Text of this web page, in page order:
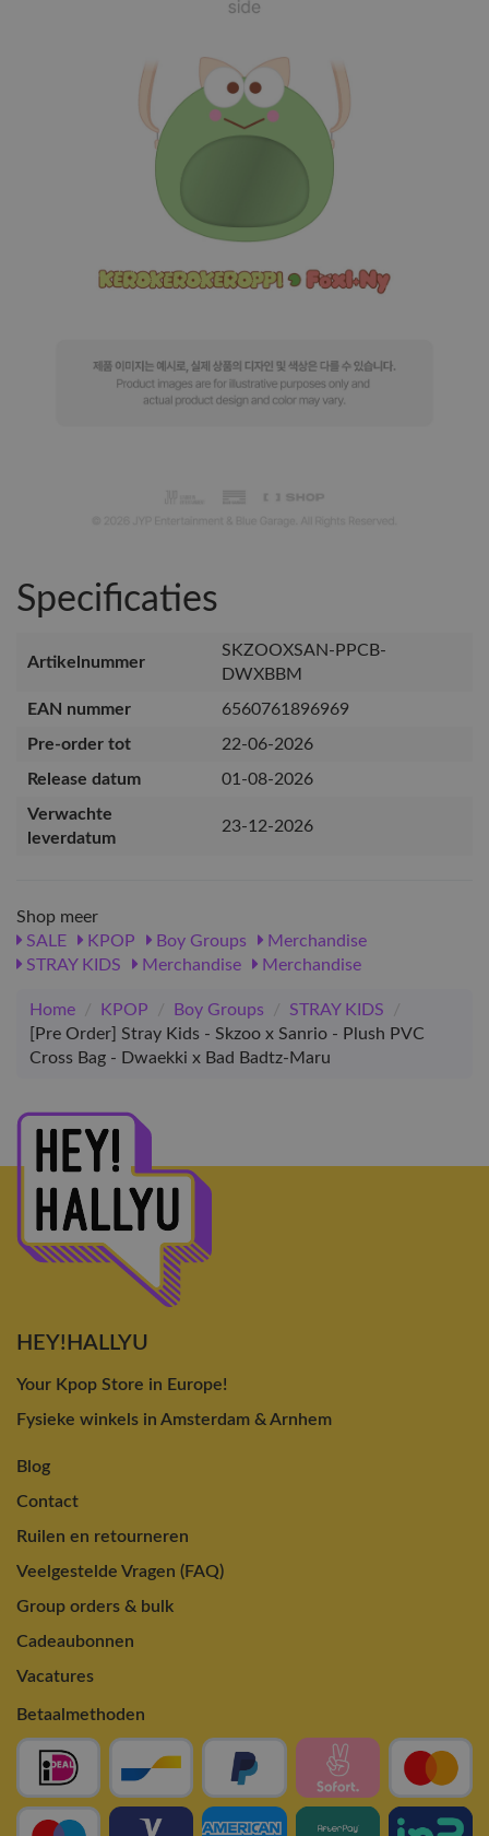
Specificaties
Artikelnummer
SKZOOXSAN-PPCB-
DWXBBM
EAN nummer
6560761896969
Pre-order tot
22-06-2026
Release datum
01-08-2026
Verwachte
leverdatum
23-12-2026
Shop meer
SALE
KPOP Boy Groups
Merchandise
STRAY KIDS
Merchandise Merchandise
Home / KPOP / Boy Groups / STRAY KIDS
/
[Pre Order] Stray Kids - Skzoo x Sanrio - Plush PVC
Cross Bag - Dwaekki x Bad Badtz-Maru
HEY!HALLYU
Your Kpop Store in Europe!
Fysieke winkels in Amsterdam & Arnhem
Blog
Contact
Ruilen en retourneren
Veelgestelde Vragen (FAQ)
Group orders & bulk
Cadeaubonnen
Vacatures
Betaalmethoden